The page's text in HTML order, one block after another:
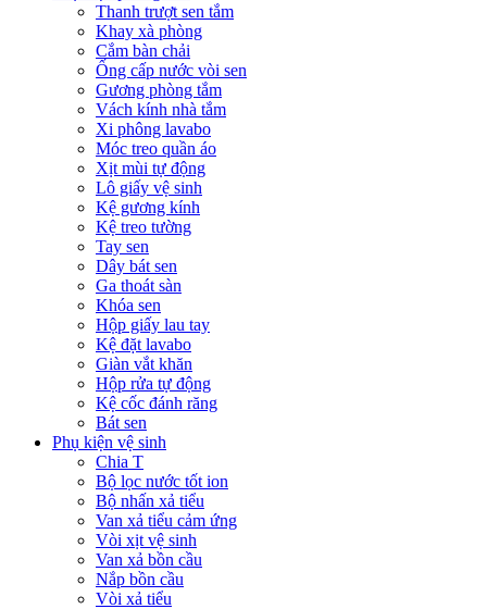
Thanh trượt sen tắm
Khay xà phòng
Cắm bàn chải
Ống cấp nước vòi sen
Gương phòng tắm
Vách kính nhà tắm
Xi phông lavabo
Móc treo quần áo
Xịt mùi tự động
Lô giấy vệ sinh
Kệ gương kính
Kệ treo tường
Tay sen
Dây bát sen
Ga thoát sàn
Khóa sen
Hộp giấy lau tay
Kệ đặt lavabo
Giàn vắt khăn
Hộp rửa tự động
Kệ cốc đánh răng
Bát sen
Phụ kiện vệ sinh
Chia T
Bộ lọc nước tốt ion
Bộ nhấn xả tiểu
Van xả tiểu cảm ứng
Vòi xịt vệ sinh
Van xả bồn cầu
Nắp bồn cầu
Vòi xả tiểu